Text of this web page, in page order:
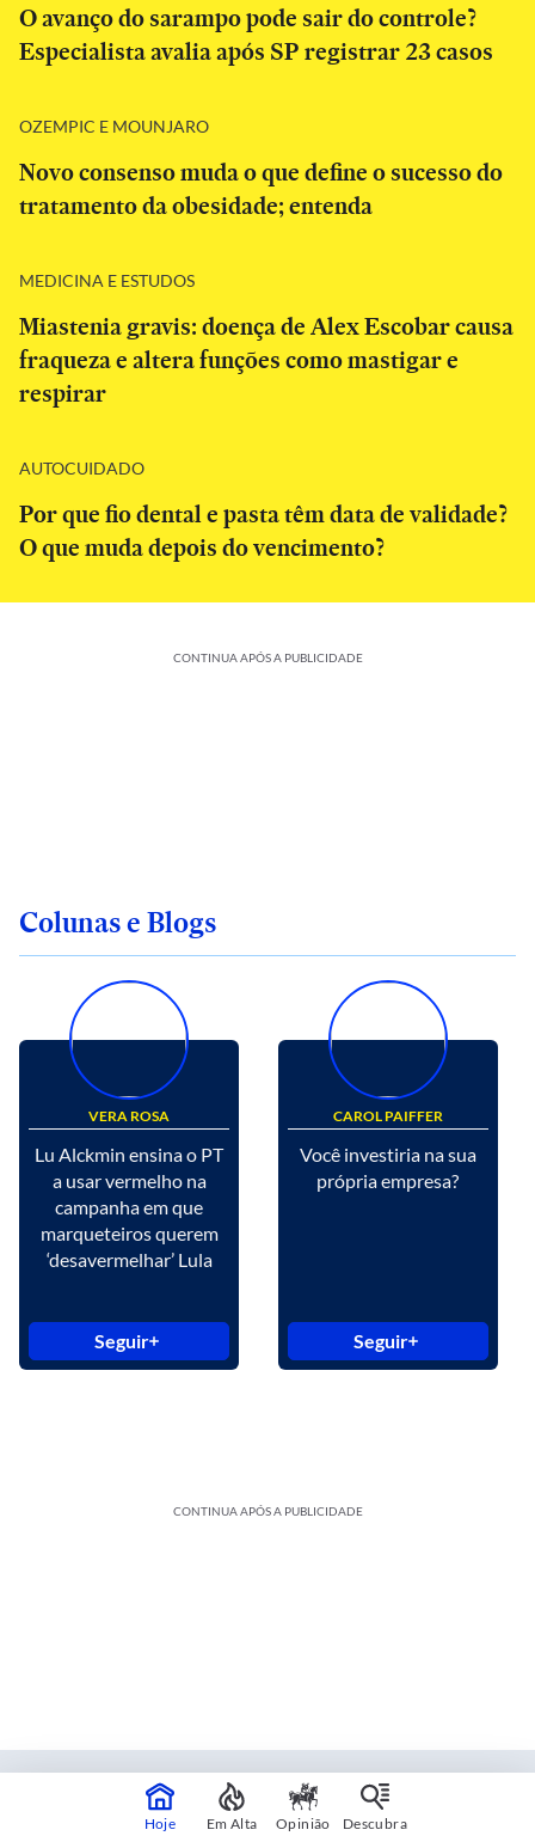
O avanço do sarampo pode sair do controle?
Especialista avalia após SP registrar 23 casos
OZEMPIC E MOUNJARO
Novo consenso muda o que define o sucesso do
tratamento da obesidade; entenda
MEDICINA E ESTUDOS
Miastenia gravis: doença de Alex Escobar causa
fraqueza e altera funções como mastigar e
respirar
AUTOCUIDADO
Por que fio dental e pasta têm data de validade?
O que muda depois do vencimento?
CONTINUA APÓS A PUBLICIDADE
Colunas e Blogs
VERA ROSA
Lu Alckmin ensina o PT
a usar vermelho na
campanha em que
marqueteiros querem
‘desavermelhar’ Lula
Seguir
CAROL PAIFFER
Você investiria na sua
própria empresa?
Seguir
CONTINUA APÓS A PUBLICIDADE
Estadão Blue Studio
Hoje Em Alta Opinião Descubra